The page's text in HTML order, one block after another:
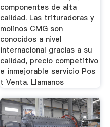
componentes de alta
calidad. Las trituradoras y
molinos CMG son
conocidos a nivel
internacional gracias a su
calidad, precio competitivo
e inmejorable servicio Pos
t Venta. Llamanos